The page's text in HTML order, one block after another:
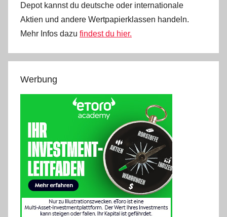
Depot kannst du deutsche oder internationale
Aktien und andere Wertpapierklassen handeln.
Mehr Infos dazu findest du hier.
Werbung